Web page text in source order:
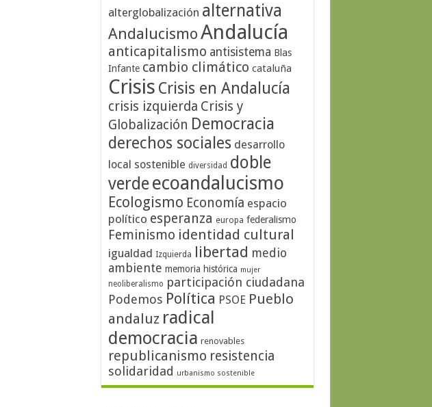
alterglobalización alternativa
AndalucismoAndalucía
anticapitalismo antisistema Blas
Infante cambio climático cataluña
Crisis Crisis en Andalucía
crisis izquierda Crisis y
Globalización Democracia
derechos sociales desarrollo
local sostenible diversidad doble
verdeecoandalucismo
Ecologismo Economía espacio
político esperanza europa federalismo
Feminismo identidad cultural
igualdad Izquierda libertad medio
ambiente memoria histórica mujer
neoliberalismo participación ciudadana
Podemos Política PSOE Pueblo
andaluz radical
democracia renovables
republicanismo resistencia
solidaridad urbanismo sostenible